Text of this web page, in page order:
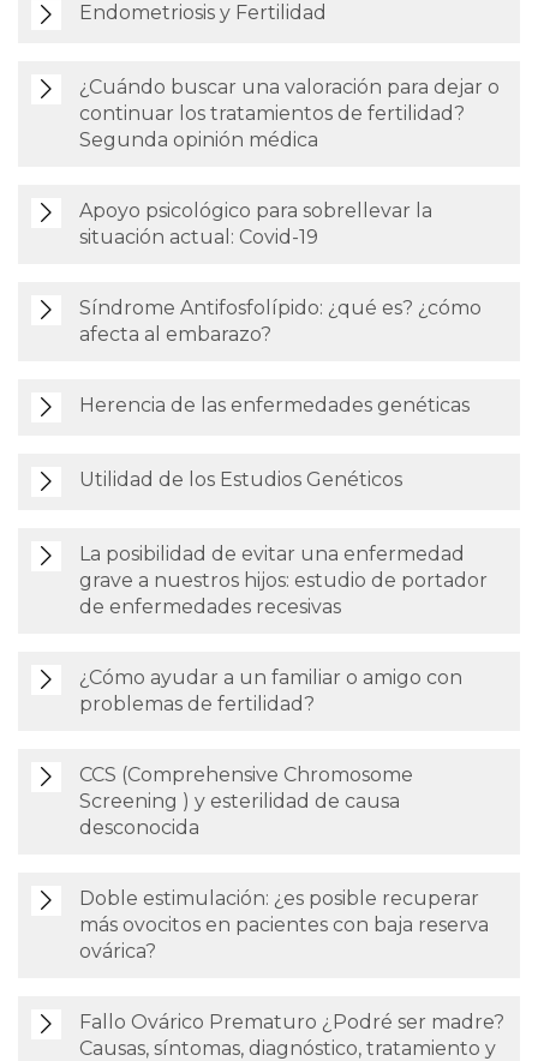
Endometriosis y Fertilidad
¿Cuándo buscar una valoración para dejar o
continuar los tratamientos de fertilidad?
Segunda opinión médica
Apoyo psicológico para sobrellevar la
situación actual: Covid-19
Síndrome Antifosfolípido: ¿qué es? ¿cómo
afecta al embarazo?
Herencia de las enfermedades genéticas
Utilidad de los Estudios Genéticos
La posibilidad de evitar una enfermedad
grave a nuestros hijos: estudio de portador
de enfermedades recesivas
¿Cómo ayudar a un familiar o amigo con
problemas de fertilidad?
CCS (Comprehensive Chromosome
Screening ) y esterilidad de causa
desconocida
Doble estimulación: ¿es posible recuperar
más ovocitos en pacientes con baja reserva
ovárica?
Fallo Ovárico Prematuro ¿Podré ser madre?
Causas, síntomas, diagnóstico, tratamiento y